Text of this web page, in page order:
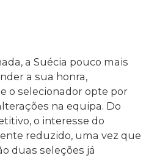
a Suécia pouco mais
a sua honra,
o selecionador opte por
na equipa. Do
o interesse do
reduzido, uma vez que
duas seleções já